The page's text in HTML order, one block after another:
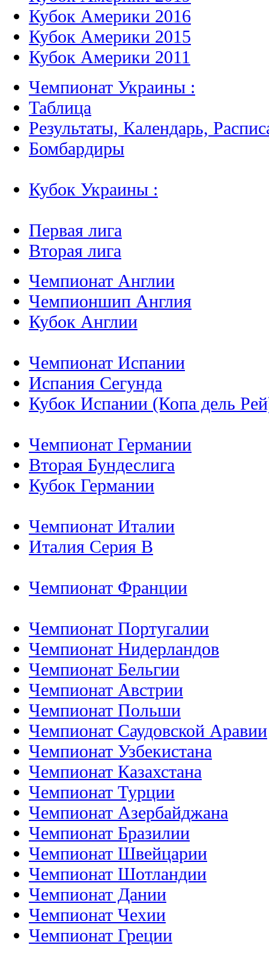
Кубок Америки 2016
Кубок Америки 2015
Кубок Америки 2011
Чемпионат Украины :
Таблица
Результаты, Календарь,
Бомбардиры
Кубок Украины :
Первая лига
Вторая лига
Чемпионат Англии
Чемпионшип Англия
Кубок Англии
Чемпионат Испании
Испания Сегунда
Кубок Испании (Копа дель
Чемпионат Германии
Вторая Бундеслига
Кубок Германии
Чемпионат Италии
Италия Серия B
Чемпионат Франции
Чемпионат Португалии
Чемпионат Нидерландов
Чемпионат Бельгии
Чемпионат Австрии
Чемпионат Польши
Чемпионат Саудовской Аравии
Чемпионат Узбекистана
Чемпионат Казахстана
Чемпионат Турции
Чемпионат Азербайджана
Чемпионат Бразилии
Чемпионат Швейцарии
Чемпионат Шотландии
Чемпионат Дании
Чемпионат Чехии
Чемпионат Греции